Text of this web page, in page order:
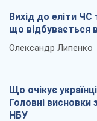
Вихід до еліти
що відбувається
Олександр Липенко
Що очікує
Головні висновки
НБУ